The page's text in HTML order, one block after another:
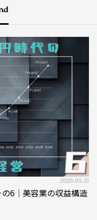
2026.05.21
6｜美容業の収益構造